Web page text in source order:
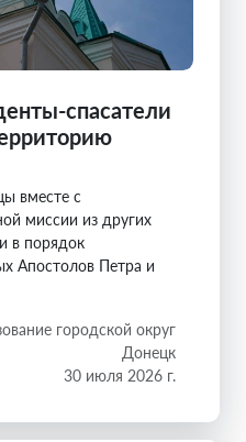
спасатели
вместе с
миссии из других
в порядок
Апостолов Петра и
городской округ
Донецк
30 июля 2026 г.